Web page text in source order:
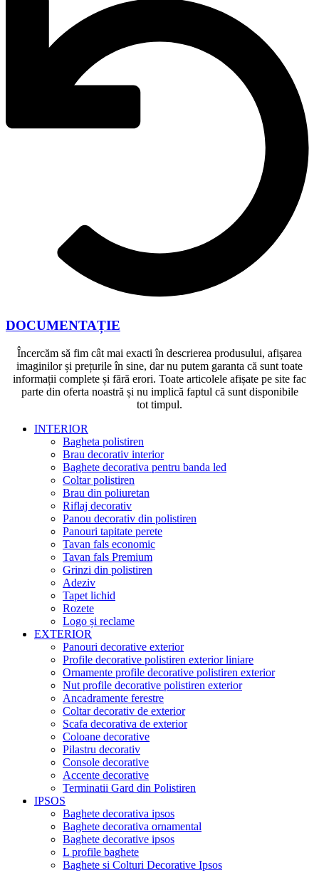
DOCUMENTAȚIE
Încercăm să fim cât mai exacti în descrierea produsului, afișarea
imaginilor și prețurile în sine, dar nu putem garanta că sunt toate
informații complete și fără erori. Toate articolele afișate pe site fac
parte din oferta noastră și nu implică faptul că sunt disponibile
tot timpul.
INTERIOR
Bagheta polistiren
Brau decorativ interior
Baghete decorativa pentru banda led
Coltar polistiren
Brau din poliuretan
Riflaj decorativ
Panou decorativ din polistiren
Panouri tapitate perete
Tavan fals economic
Tavan fals Premium
Grinzi din polistiren
Adeziv
Tapet lichid
Rozete
Logo și reclame
EXTERIOR
Panouri decorative exterior
Profile decorative polistiren exterior liniare
Ornamente profile decorative polistiren exterior
Nut profile decorative polistiren exterior
Ancadramente ferestre
Coltar decorativ de exterior
Scafa decorativa de exterior
Coloane decorative
Pilastru decorativ
Console decorative
Accente decorative
Terminatii Gard din Polistiren
IPSOS
Baghete decorativa ipsos
Baghete decorativa ornamental
Baghete decorative ipsos
L profile baghete
Baghete si Colturi Decorative Ipsos